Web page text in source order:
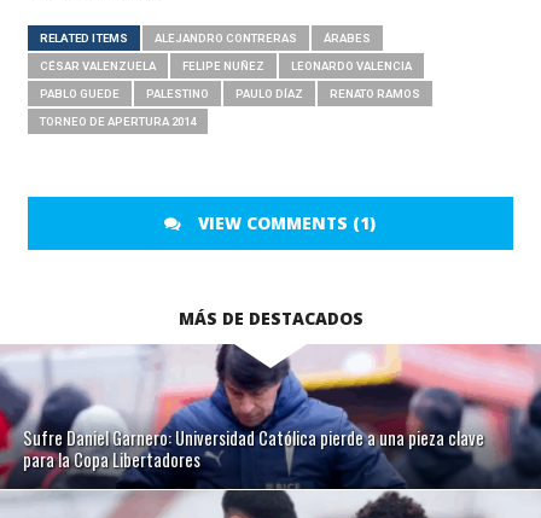
RELATED ITEMS ALEJANDRO CONTRERAS ÁRABES
CÉSAR VALENZUELA FELIPE NUÑEZ LEONARDO VALENCIA
PABLO GUEDE PALESTINO PAULO DÍAZ RENATO RAMOS
TORNEO DE APERTURA 2014
VIEW COMMENTS (1)
MÁS DE DESTACADOS
Sufre Daniel Garnero: Universidad Católica pierde a una pieza clave
para la Copa Libertadores